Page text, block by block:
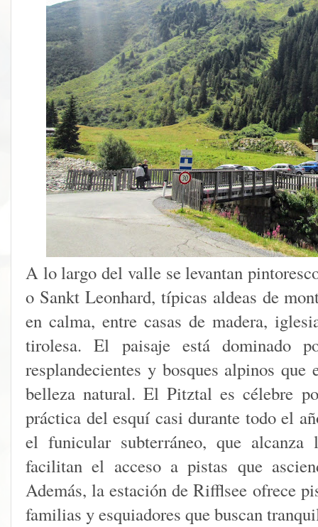
A lo largo del valle se levantan
o Sankt Leonhard, típicas aldeas de
en calma, entre casas de madera,
tirolesa. El paisaje está dominado
resplandecientes y bosques alpinos que
belleza natural. El Pitztal es célebre
práctica del esquí casi durante todo el
el funicular subterráneo, que
facilitan el acceso a pistas que
Además, la estación de Rifflsee ofrece
familias y esquiadores que buscan